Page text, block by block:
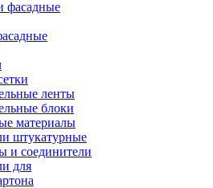
ленты
блоки
материалы
штукатурные
и соединители
для